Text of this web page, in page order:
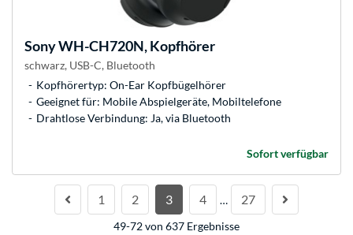
SonyWH-CH720N, Kopfhörer
schwarz, USB-C, Bluetooth
Kopfhörertyp: On-Ear Kopfbügelhörer
Geeignet für: Mobile Abspielgeräte, Mobiltelefone
Drahtlose Verbindung: Ja, via Bluetooth
Sofort verfügbar
1 2 3 4 … 27
49-72 von 637 Ergebnisse